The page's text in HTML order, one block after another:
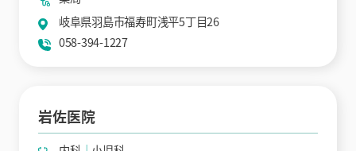
岐阜県羽島市福寿町浅平5丁目26
058-394-1227
岩佐医院